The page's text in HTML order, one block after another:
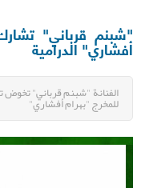
"شبنم قرباني"
أفشاري" الدرامية
الفنانة "شبنم قرباني" تخوض
للمخرج "بهرام أفشاري"